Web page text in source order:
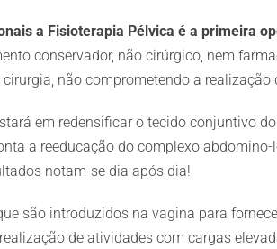
a Fisioterapia Pélvica é a primeira
conservador, não cirúrgico, nem
não comprometendo a realização
em redensificar o tecido conjuntivo
a reeducação do complexo
notam-se dia após dia!
são introduzidos na vagina para
de atividades com cargas